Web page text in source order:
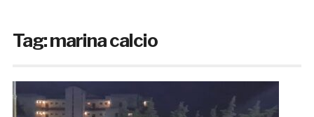
Tag:marina calcio